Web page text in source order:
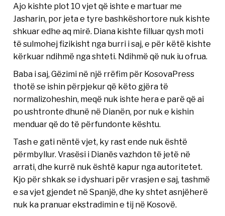
Ajo kishte plot 10 vjet që ishte e martuar me
Jasharin, por jeta e tyre bashkëshortore nuk kishte
shkuar edhe aq mirë. Diana kishte filluar qysh moti
të sulmohej fizikisht nga burri i saj, e për këtë kishte
kërkuar ndihmë nga shteti. Ndihmë që nuk iu ofrua.
Baba i saj, Gëzimi në një rrëfim për KosovaPress
thotë se ishin përpjekur që këto gjëra të
normalizoheshin, meqë nuk ishte hera e parë që ai
po ushtronte dhunë në Dianën, por nuk e kishin
menduar që do të përfundonte kështu.
Tash e gati nëntë vjet, ky rast ende nuk është
përmbyllur. Vrasësi i Dianës vazhdon të jetë në
arrati, dhe kurrë nuk është kapur nga autoritetet.
Kjo për shkak se i dyshuari për vrasjen e saj, tashmë
e sa vjet gjendet në Spanjë, dhe ky shtet asnjëherë
nuk ka pranuar ekstradimin e tij në Kosovë.